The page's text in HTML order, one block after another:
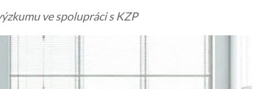
ve spolupráci s KZP